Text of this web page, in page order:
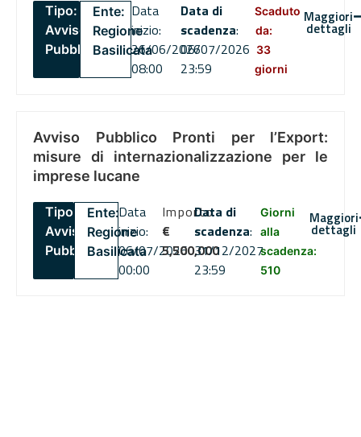
Tipo:
Avviso
Pubblico
Ente:
Regione
Basilicata
Data
inizio:
26/06/2026
08:00
Data di
scadenza:
06/07/2026
23:59
Scaduto
da:
33
giorni
Maggiori
dettagli
Avviso Pubblico Pronti per l’Export:
misure di internazionalizzazione per le
imprese lucane
Tipo:
Avviso
Pubblico
Ente:
Regione
Basilicata
Data
inizio:
06/07/2026
00:00
Importo
€
5,500,000
Data di
scadenza:
31/12/2027
23:59
Giorni
alla
scadenza:
510
Maggiori
dettagli